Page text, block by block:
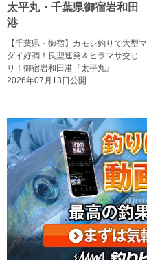
太平丸・千葉県御宿岩和田
港
【千葉県・御宿】カモシ釣りで大型マ
ダイ好調！良型連発＆ヒラマサ交じ
り！御宿岩和田港『太平丸』
2026年07月13日公開